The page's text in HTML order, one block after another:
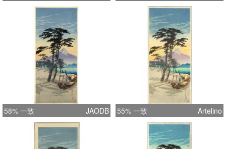
58% 一致 JAODB 55% 一致 Artelino